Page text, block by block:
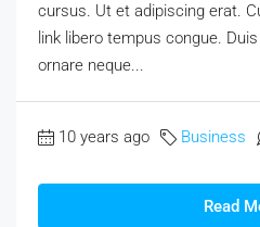
cursus. Ut et adipiscing erat.
link libero tempus congue.
ornare neque...
10 years ago Business
Read